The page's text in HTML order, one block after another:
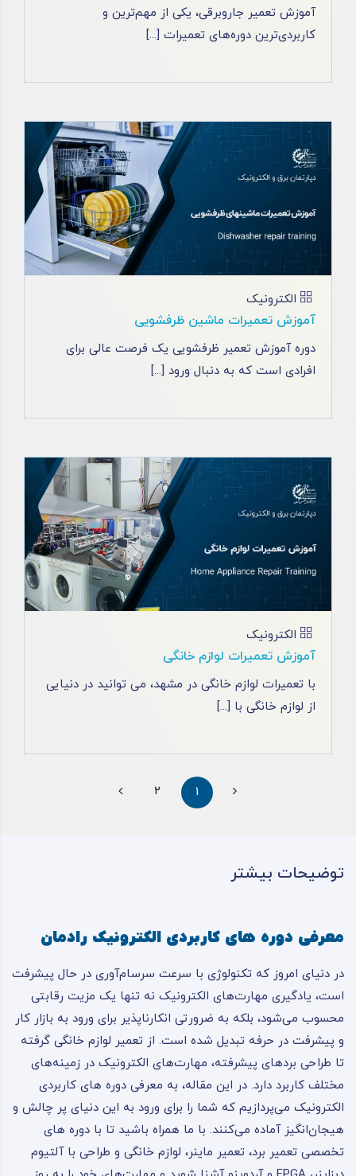
آموزش تعمیر جاروبرقی، یکی از مهم‌ترین و
کاربردی‌ترین دوره‌های تعمیرات [...]
الکترونیک
آموزش تعمیرات ماشین ظرفشویی
دوره آموزش تعمیر ظرفشویی یک فرصت عالی برای
افرادی است که به دنبال ورود [...]
الکترونیک
آموزش تعمیرات لوازم خانگی
با تعمیرات لوازم خانگی در مشهد، می توانید در دنیایی
از لوازم خانگی با [...]
1
2
توضیحات بیشتر
معرفی دوره های کاربردی الکترونیک رادمان
در دنیای امروز که تکنولوژی با سرعت سرسام‌آوری در حال پیشرفت
است، یادگیری مهارت‌های الکترونیک نه تنها یک مزیت رقابتی
محسوب می‌شود، بلکه به ضرورتی انکارناپذیر برای ورود به بازار کار
و پیشرفت در حرفه تبدیل شده است. از تعمیر لوازم خانگی گرفته
تا طراحی بردهای پیشرفته، مهارت‌های الکترونیک در زمینه‌های
مختلف کاربرد دارد. در این مقاله، به معرفی دوره های کاربردی
الکترونیک می‌پردازیم که شما را برای ورود به این دنیای پر چالش و
هیجان‌انگیز آماده می‌کنند. با ما همراه باشید تا با دوره های
تخصصی تعمیر برد، تعمیر ماینر، لوازم خانگی و طراحی با آلتیوم